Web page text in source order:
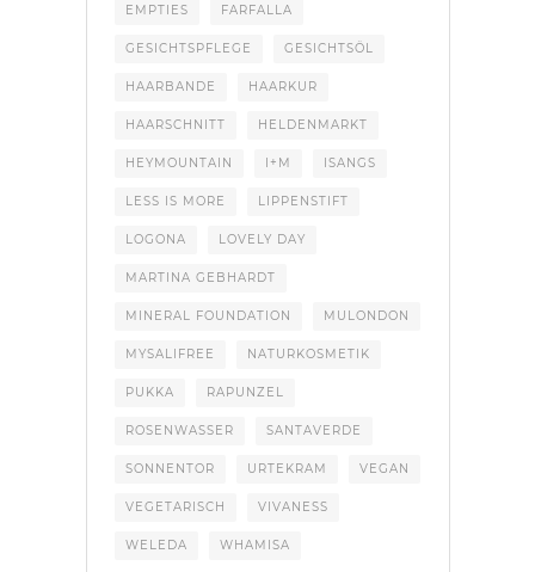
EMPTIES FARFALLA
GESICHTSPFLEGE GESICHTSÖL
HAARBANDE HAARKUR
HAARSCHNITT HELDENMARKT
HEYMOUNTAIN I+M ISANGS
LESS IS MORE LIPPENSTIFT
LOGONA LOVELY DAY
MARTINA GEBHARDT
MINERAL FOUNDATION MULONDON
MYSALIFREE NATURKOSMETIK
PUKKA RAPUNZEL
ROSENWASSER SANTAVERDE
SONNENTOR URTEKRAM VEGAN
VEGETARISCH VIVANESS
WELEDA WHAMISA